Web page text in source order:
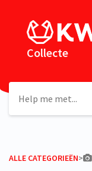
Collecte
ALLE CATEGORIEËN​>​